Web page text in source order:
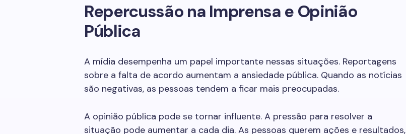
Repercussão na Imprensa e Opinião
Pública
A mídia desempenha um papel importante nessas situações. Reportagens
sobre a falta de acordo aumentam a ansiedade pública. Quando as notícias
são negativas, as pessoas tendem a ficar mais preocupadas.
A opinião pública pode se tornar influente. A pressão para resolver a
situação pode aumentar a cada dia. As pessoas querem ações e resultados,